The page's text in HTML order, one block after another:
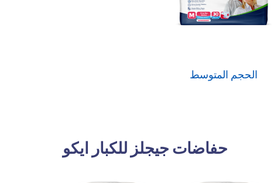
الحجم المتوسط
حفاضات جيجلز للكبار ايكو